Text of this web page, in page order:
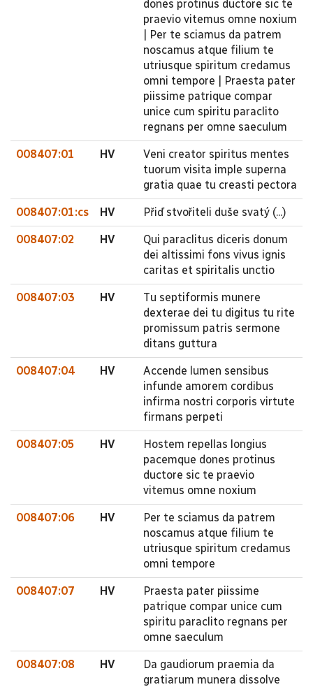
dones protinus ductore sic te
praevio vitemus omne noxium
| Per te sciamus da patrem
noscamus atque filium te
utriusque spiritum credamus
omni tempore | Praesta pater
piissime patrique compar
unice cum spiritu paraclito
regnans per omne saeculum
008407:01 HV
Veni creator spiritus mentes
tuorum visita imple superna
gratia quae tu creasti pectora
008407:01:cs HV Přiď stvořiteli duše svatý (...)
008407:02 HV
Qui paraclitus diceris donum
dei altissimi fons vivus ignis
caritas et spiritalis unctio
008407:03 HV
Tu septiformis munere
dexterae dei tu digitus tu rite
promissum patris sermone
ditans guttura
008407:04 HV
Accende lumen sensibus
infunde amorem cordibus
infirma nostri corporis virtute
firmans perpeti
008407:05 HV
Hostem repellas longius
pacemque dones protinus
ductore sic te praevio
vitemus omne noxium
008407:06 HV
Per te sciamus da patrem
noscamus atque filium te
utriusque spiritum credamus
omni tempore
008407:07 HV
Praesta pater piissime
patrique compar unice cum
spiritu paraclito regnans per
omne saeculum
008407:08 HV
Da gaudiorum praemia da
gratiarum munera dissolve